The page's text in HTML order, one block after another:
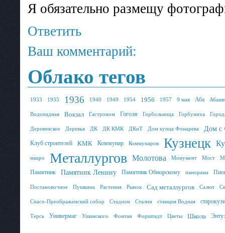
Я обязательно размещу
Ответить
Ваш комментарий:
Облако тегов
1933 1935 1936 1940 1949 1954 1956 1957 9 мая Аба
Водопадная Вокзал Гастроном Гоголя Горбольница Горбуниха
Деревенское Деревья ДК ДК КМК ДКиТ Дом купца Фонарева Дом с
Клуб строителей КМК Коммунар Коммунаров Кузнецк
макро Металлургов Молотова Монумент Мост
Памятник Памятник Ленину Памятник Обнорскому панорама
Постановочное Пушкина Растения Рынок Сад металлургов Салют
Спасо-Преображенский собор Стадион Сталин станция Водная
Терсь Универмаг Ушинского Фонтан Форштадт Цветы Школа